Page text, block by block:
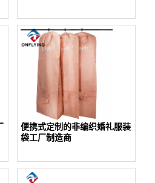
便携式定制的非编织婚礼服装
袋工厂制造商